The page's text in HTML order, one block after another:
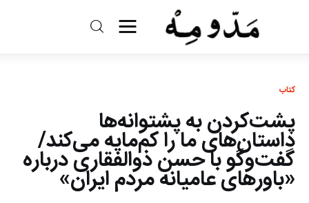
مد و مه
سینما
کتاب
از اقالیم دگر
کتاب
پشت‌کردن به پشتوانه‌ها
داستان‌های ما را کم‌مایه می‌کند/
گفت‌وگو با حسن ذوالفقاری درباره
«باورهای عامیانه مردم ایران»